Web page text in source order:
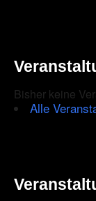
Bisher keine
Alle